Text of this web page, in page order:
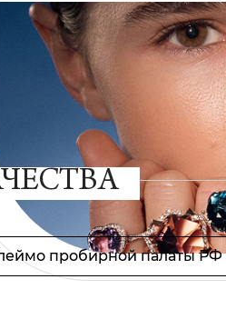
пробирной палаты РФ